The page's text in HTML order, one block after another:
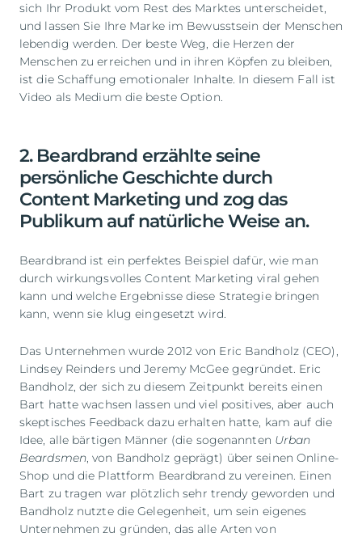
sich Ihr Produkt vom Rest des Marktes unterscheidet,
und lassen Sie Ihre Marke im Bewusstsein der Menschen
lebendig werden. Der beste Weg, die Herzen der
Menschen zu erreichen und in ihren Köpfen zu bleiben,
ist die Schaffung emotionaler Inhalte. In diesem Fall ist
Video als Medium die beste Option.
2. Beardbrand erzählte seine
persönliche Geschichte durch
Content Marketing und zog das
Publikum auf natürliche Weise an.
Beardbrand ist ein perfektes Beispiel dafür, wie man
durch wirkungsvolles Content Marketing viral gehen
kann und welche Ergebnisse diese Strategie bringen
kann, wenn sie klug eingesetzt wird.
Das Unternehmen wurde 2012 von Eric Bandholz (CEO),
Lindsey Reinders und Jeremy McGee gegründet. Eric
Bandholz, der sich zu diesem Zeitpunkt bereits einen
Bart hatte wachsen lassen und viel positives, aber auch
skeptisches Feedback dazu erhalten hatte, kam auf die
Idee, alle bärtigen Männer (die sogenannten Urban
Beardsmen, von Bandholz geprägt) über seinen Online-
Shop und die Plattform Beardbrand zu vereinen. Einen
Bart zu tragen war plötzlich sehr trendy geworden und
Bandholz nutzte die Gelegenheit, um sein eigenes
Unternehmen zu gründen, das alle Arten von